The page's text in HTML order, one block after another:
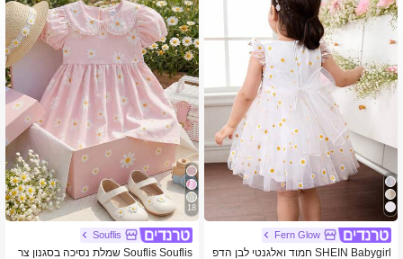
4.93 133K עוקבים
133K עוקבים
Fern Glow
SHEIN Babygirl חמוד ואלגנטי לבן הדפ
18
Souflis
Souflis Souflis שמלת נסיכה בסגנון צר